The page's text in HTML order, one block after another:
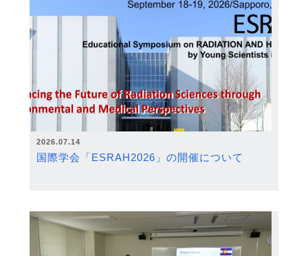
2026.07.14
国際学会「ESRAH2026」の開催について